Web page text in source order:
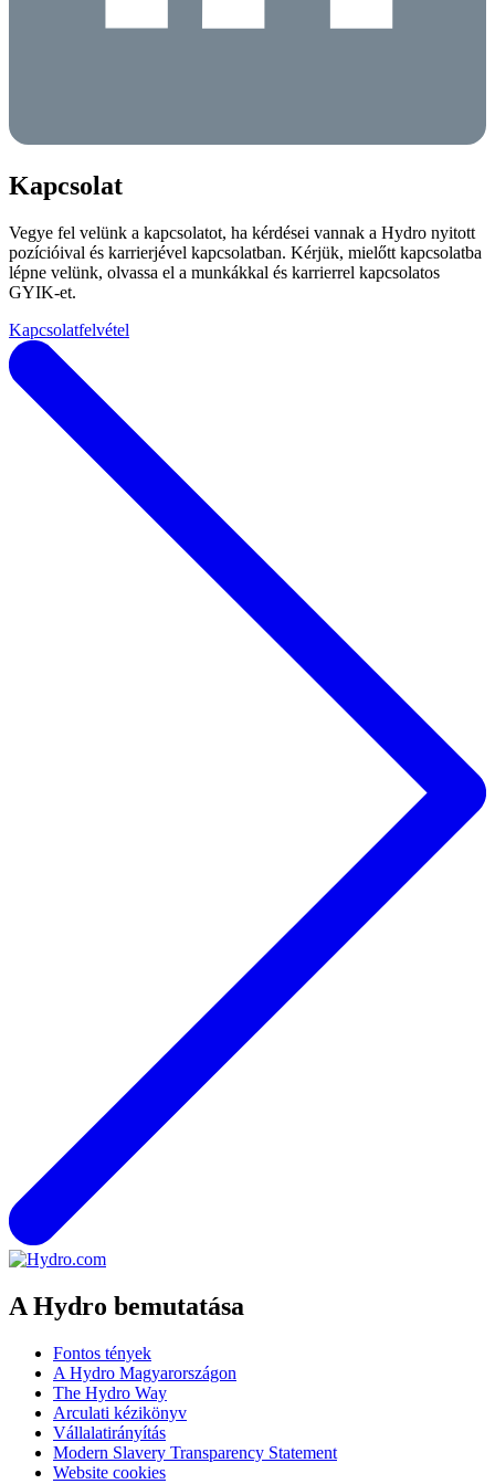
Kapcsolat
Vegye fel velünk a kapcsolatot, ha kérdései vannak a Hydro nyitott
pozícióival és karrierjével kapcsolatban. Kérjük, mielőtt kapcsolatba
lépne velünk, olvassa el a munkákkal és karrierrel kapcsolatos
GYIK-et.
Kapcsolatfelvétel
A Hydro bemutatása
Fontos tények
A Hydro Magyarországon
The Hydro Way
Arculati kézikönyv
Vállalatirányítás
Modern Slavery Transparency Statement
Website cookies